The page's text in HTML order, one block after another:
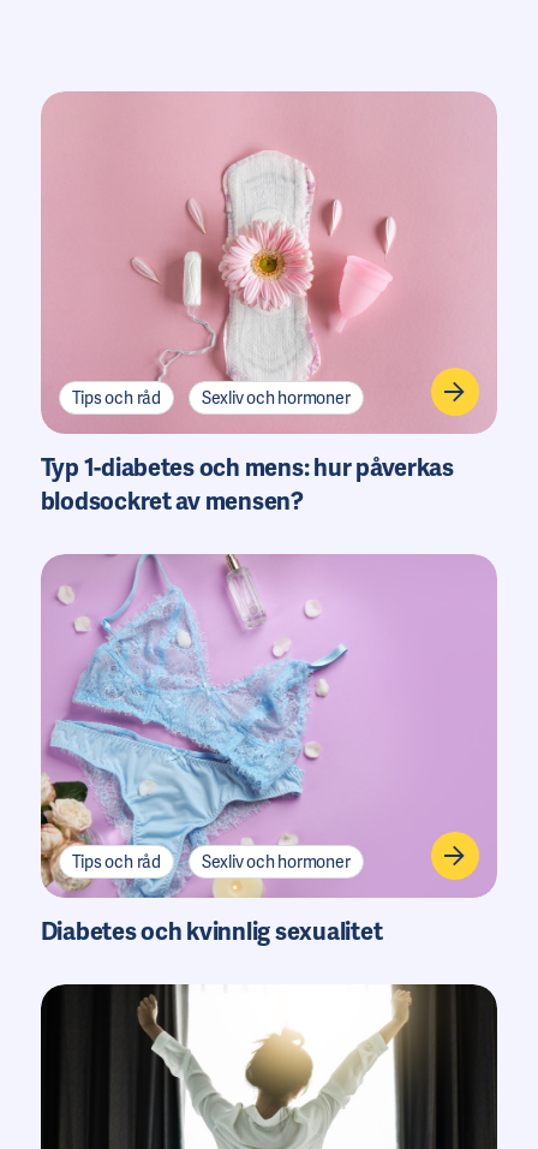
Tips och råd Sexliv och hormoner
Typ 1-diabetes och mens: hur påverkas
blodsockret av mensen?
Tips och råd Sexliv och hormoner
Diabetes och kvinnlig sexualitet